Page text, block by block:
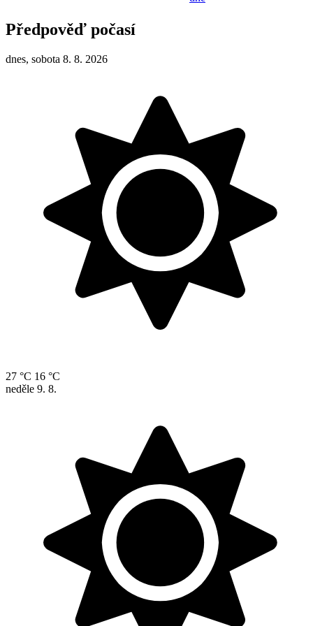
Předpověď počasí
dnes, sobota 8. 8. 2026
27 °C 16 °C
neděle 9. 8.